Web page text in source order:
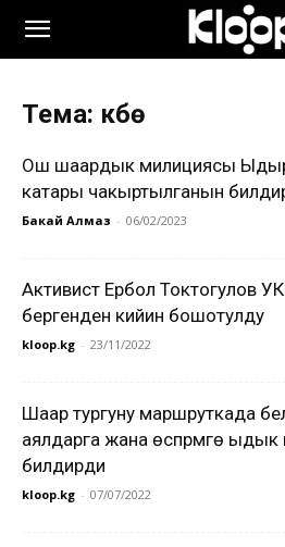
Тема: күбө
Ош шаардык милициясы
катары чакыртылганын
Бакай Алмаз - 06/02/2023
Активист Ербол Токтогулов
бергенден кийин бошотулду
kloop.kg - 23/11/2022
Шаар тургуну маршруткада
аялдарга жана өспүрүмгө ыдык
билдирди
kloop.kg - 07/07/2022